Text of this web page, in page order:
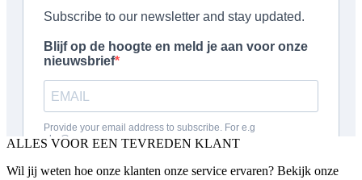
ALLES VOOR EEN TEVREDEN KLANT
Wil jij weten hoe onze klanten onze service ervaren? Bekijk onze